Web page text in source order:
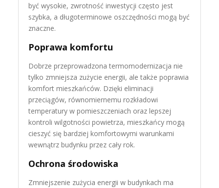
być wysokie, zwrotność inwestycji często jest
szybka, a długoterminowe oszczędności mogą być
znaczne.
Poprawa komfortu
Dobrze przeprowadzona termomodernizacja nie
tylko zmniejsza zużycie energii, ale także poprawia
komfort mieszkańców. Dzięki eliminacji
przeciągów, równomiernemu rozkładowi
temperatury w pomieszczeniach oraz lepszej
kontroli wilgotności powietrza, mieszkańcy mogą
cieszyć się bardziej komfortowymi warunkami
wewnątrz budynku przez cały rok.
Ochrona środowiska
Zmniejszenie zużycia energii w budynkach ma